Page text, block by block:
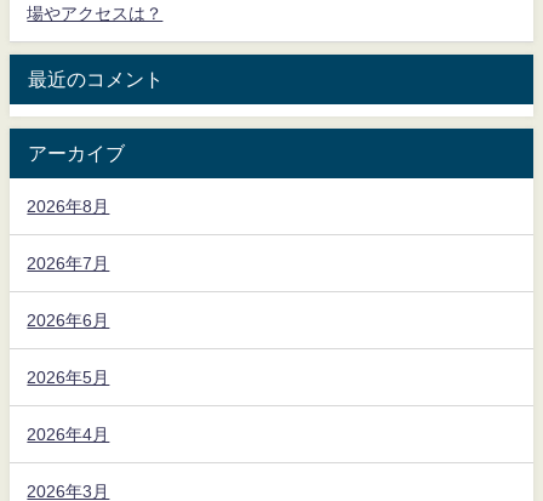
場やアクセスは？
最近のコメント
アーカイブ
2026年8月
2026年7月
2026年6月
2026年5月
2026年4月
2026年3月